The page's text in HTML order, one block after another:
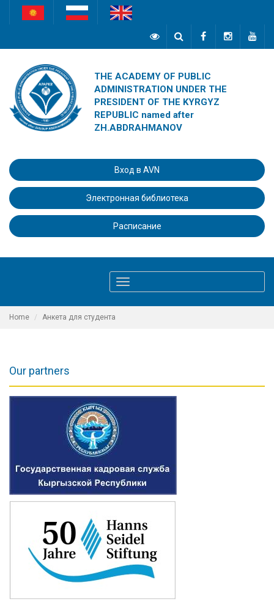
THE ACADEMY OF PUBLIC
ADMINISTRATION UNDER THE
PRESIDENT OF THE KYRGYZ
REPUBLIC named after
ZH.ABDRAHMANOV
Вход в AVN
Электронная библиотека
Расписание
navigation
Home Анкета для студента
Our partners